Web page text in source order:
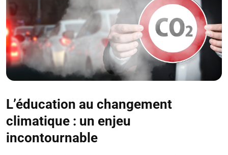
L’éducation au changement
climatique : un enjeu
incontournable